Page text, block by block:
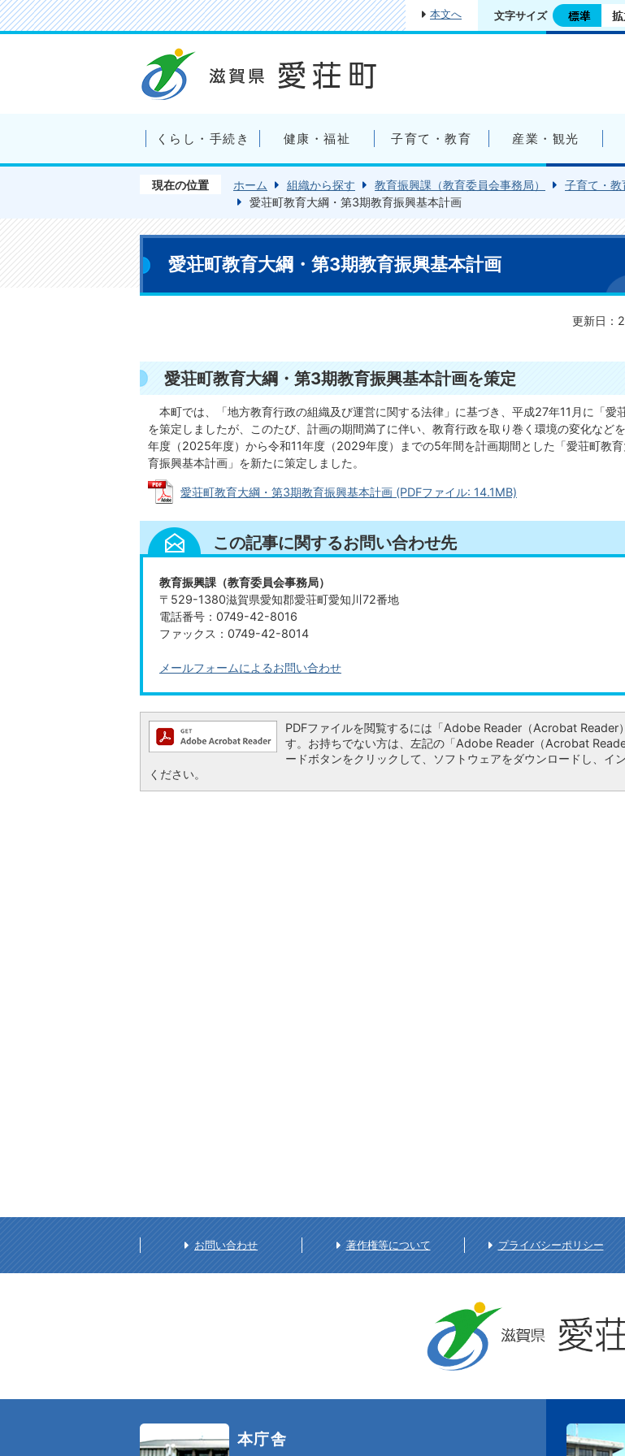
本文へ 文字サイズ
くらし・手続き 健康・福祉 子育て・教育 産業・観光
現在の位置 ホーム 組織から探す 教育振興課（教育委員会事務局） 子育て・教
愛荘町教育大綱・第3期教育振興基本計画
愛荘町教育大綱・第3期教育振興基本計画
更新日：
愛荘町教育大綱・第3期教育振興基本計画を策定
本町では、「地方教育行政の組織及び運営に関する法律」に基づき、平成27年11月に「愛
を策定しましたが、このたび、計画の期間満了に伴い、教育行政を取り巻く環境の変化など
年度（2025年度）から令和11年度（2029年度）までの5年間を計画期間とした「愛荘町教
育振興基本計画」を新たに策定しました。
愛荘町教育大綱・第3期教育振興基本計画 (PDFファイル: 14.1MB)
この記事に関するお問い合わせ先
教育振興課（教育委員会事務局）
〒529-1380滋賀県愛知郡愛荘町愛知川72番地
電話番号：0749-42-8016
ファックス：0749-42-8014
メールフォームによるお問い合わせ
PDFファイルを閲覧するには「Adobe Reader（Acrobat Reader
す。お持ちでない方は、左記の「Adobe Reader（Acrobat
ードボタンをクリックして、ソフトウェアをダウンロードし、イ
ください。
お問い合わせ 著作権等について プライバシーポリシー
本庁舎